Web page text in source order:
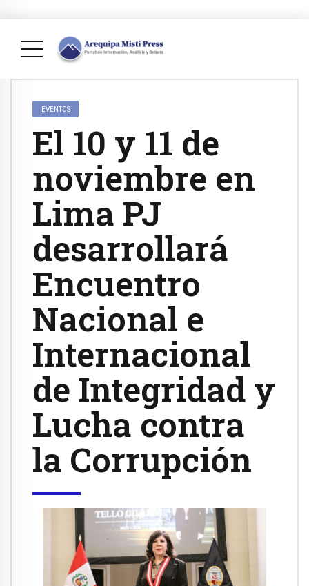
EVENTOS
El 10 y 11 de
noviembre en
Lima PJ
desarrollará
Encuentro
Nacional e
Internacional
de Integridad y
Lucha contra
la Corrupción